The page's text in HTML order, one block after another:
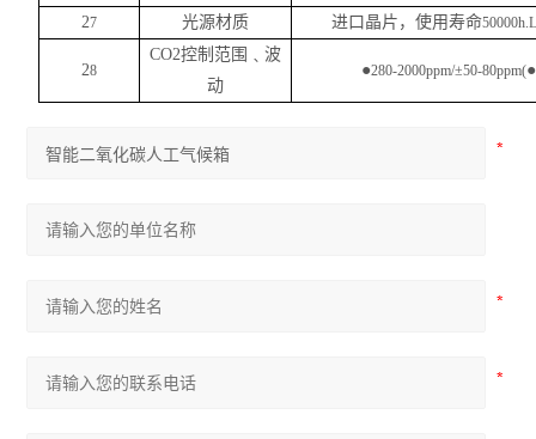
27 光源材质 进口晶片，使用寿命
28
CO2控制范围﹑波
动
●280-2000ppm/±50-80ppm(